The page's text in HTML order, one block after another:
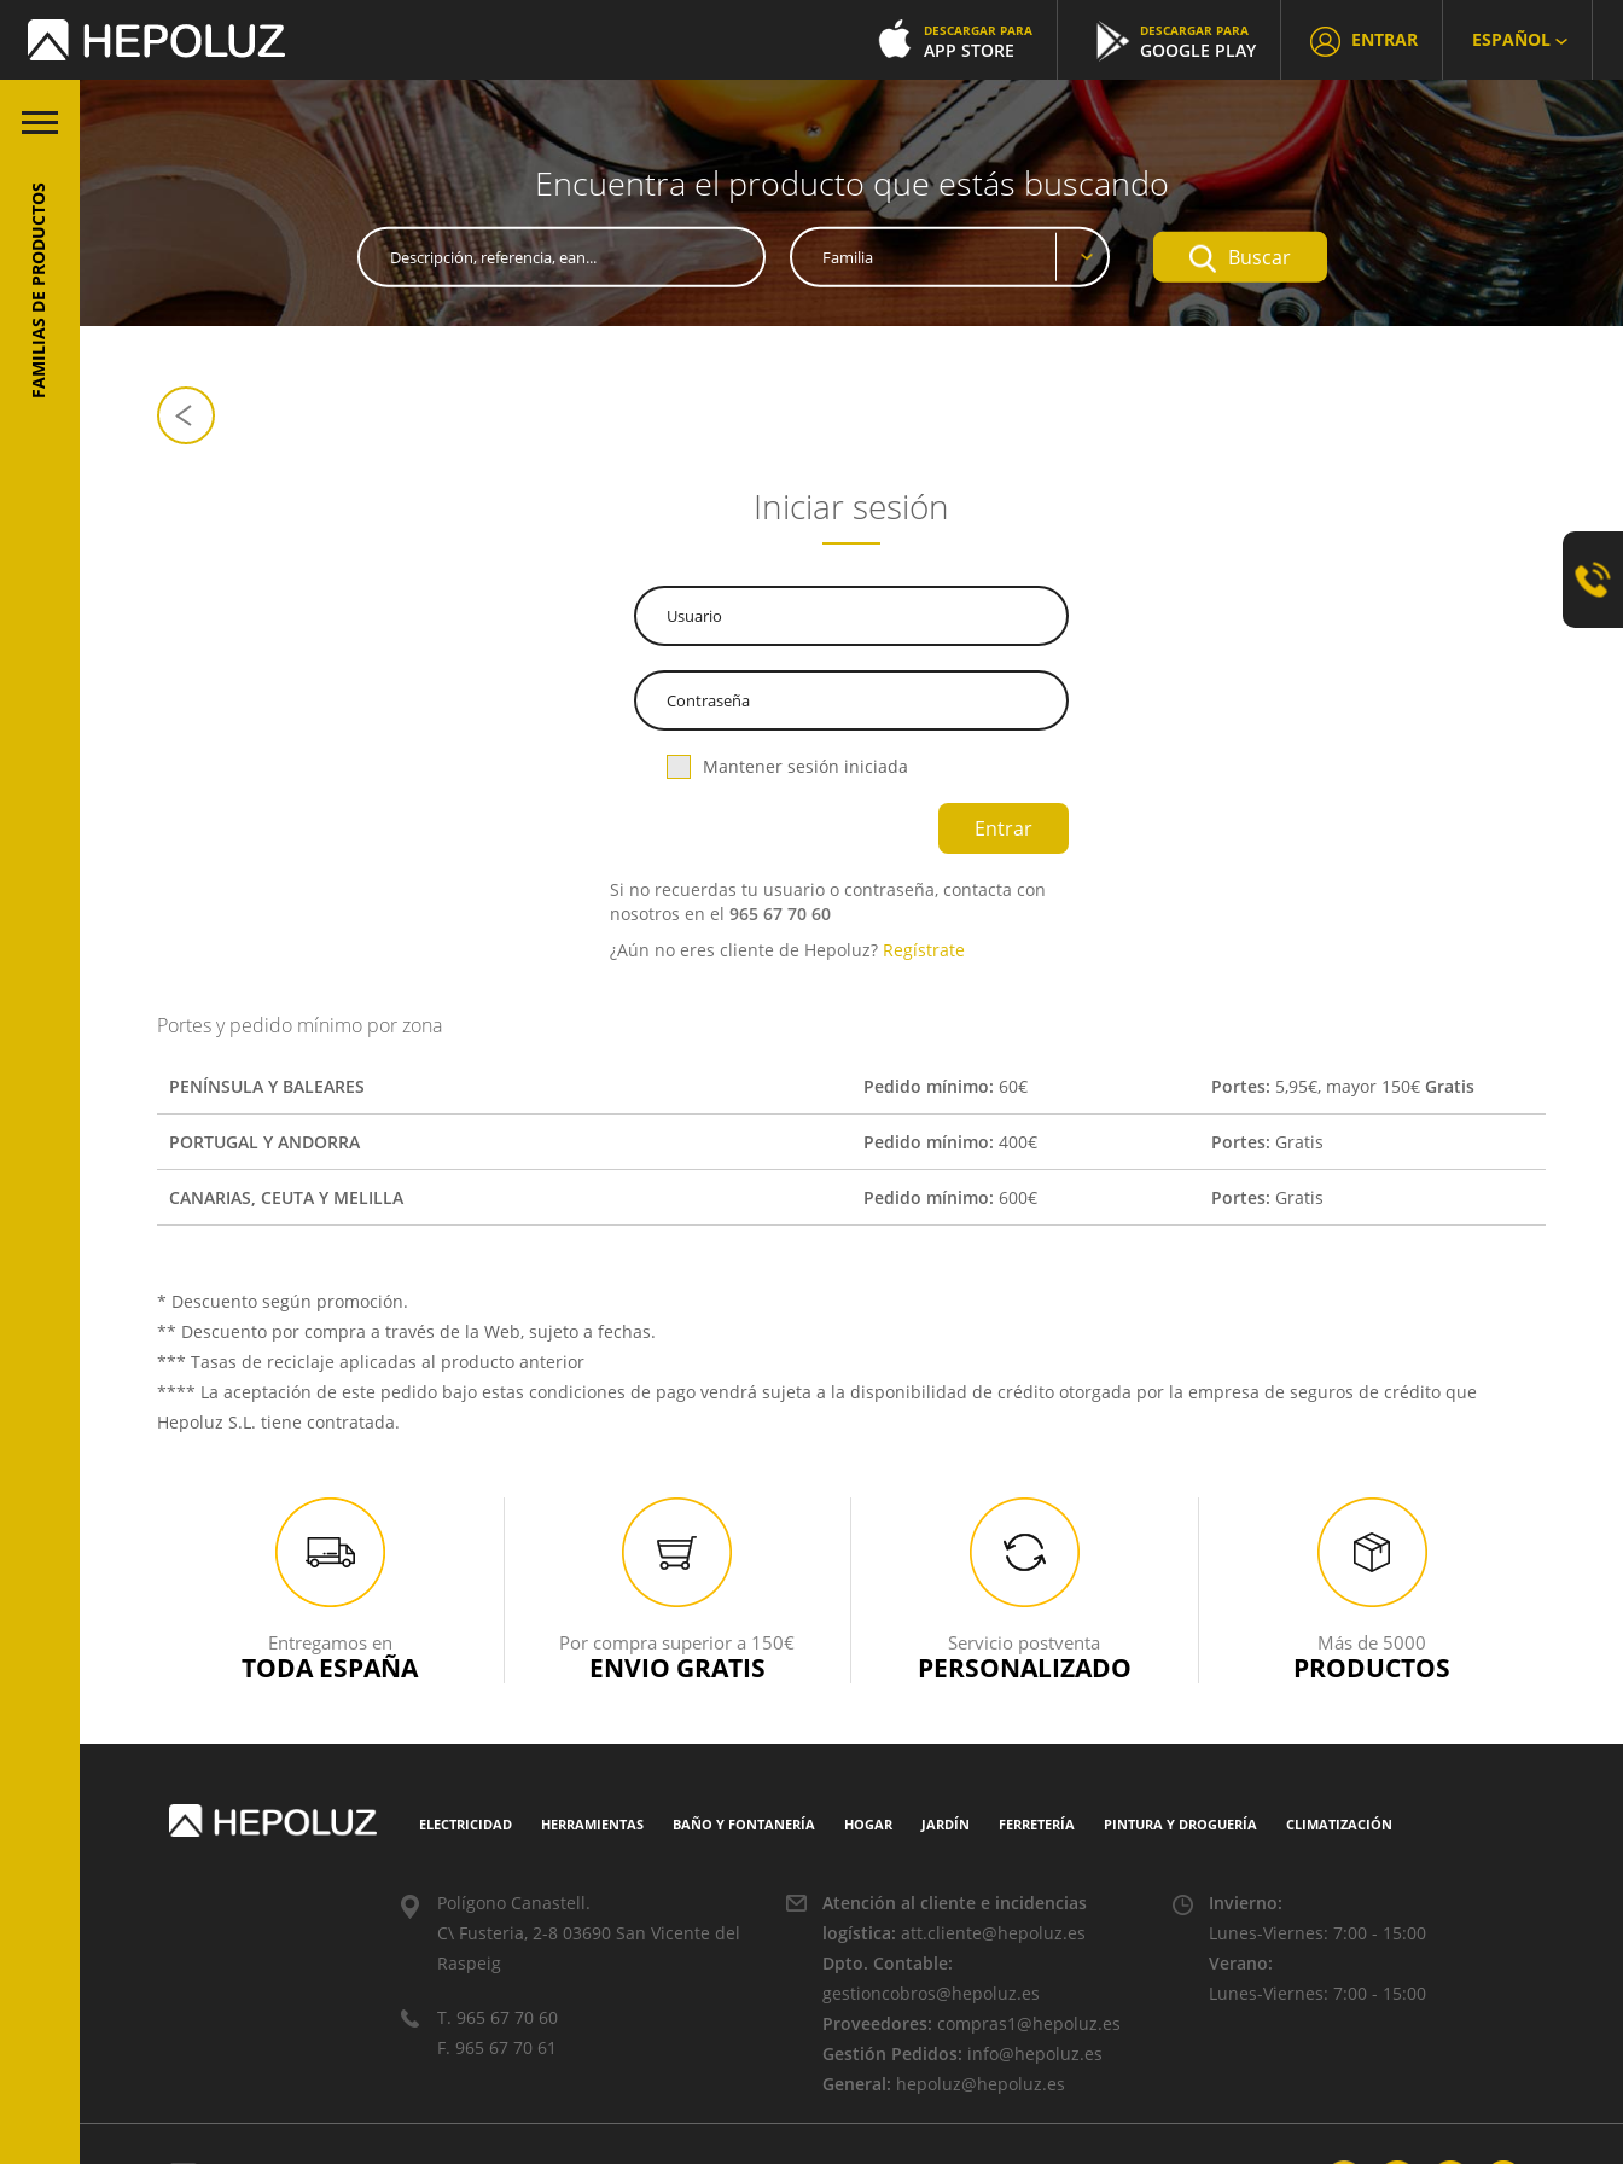
DESCARGAR PARA
APP STORE
DESCARGAR PARA
GOOGLE PLAY ENTRAR ESPAÑOL
FAMILIAS DE PRODUCTOS Encuentra el producto que estás buscando
Buscar
Iniciar sesión
Mantener sesión iniciada
Si no recuerdas tu usuario o contraseña, contacta con
nosotros en el 965 67 70 60
¿Aún no eres cliente de Hepoluz? Regístrate
Portes y pedido mínimo por zona
PENÍNSULA Y BALEARES Pedido mínimo: 60€ Portes: 5,95€, mayor 150€ Gratis
PORTUGAL Y ANDORRA Pedido mínimo: 400€ Portes: Gratis
CANARIAS, CEUTA Y MELILLA Pedido mínimo: 600€ Portes: Gratis
* Descuento según promoción.
** Descuento por compra a través de la Web, sujeto a fechas.
*** Tasas de reciclaje aplicadas al producto anterior
**** La aceptación de este pedido bajo estas condiciones de pago vendrá sujeta a la disponibilidad de crédito otorgada por la empresa de seguros de crédito que
Hepoluz S.L. tiene contratada.
Entregamos en
TODA ESPAÑA
Por compra superior a 150€
ENVIO GRATIS
Servicio postventa
PERSONALIZADO
Más de 5000
PRODUCTOS
ELECTRICIDAD HERRAMIENTAS BAÑO Y FONTANERÍA HOGAR JARDÍN FERRETERÍA PINTURA Y DROGUERÍA CLIMATIZACIÓN
Polígono Canastell.
C\ Fusteria, 2-8 03690 San Vicente del
Raspeig
T. 965 67 70 60
F. 965 67 70 61
Atención al cliente e incidencias
logística: att.cliente@hepoluz.es
Dpto. Contable:
gestioncobros@hepoluz.es
Proveedores: compras1@hepoluz.es
Gestión Pedidos: info@hepoluz.es
General: hepoluz@hepoluz.es
Invierno:
Lunes-Viernes: 7:00 - 15:00
Verano:
Lunes-Viernes: 7:00 - 15:00